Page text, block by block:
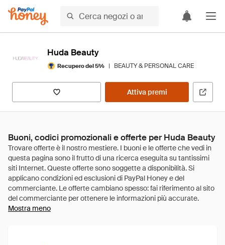
Huda Beauty
Recupero del 5% | BEAUTY & PERSONAL CARE
Attiva premi
Buoni, codici promozionali e offerte per Huda Beauty
Mostra meno